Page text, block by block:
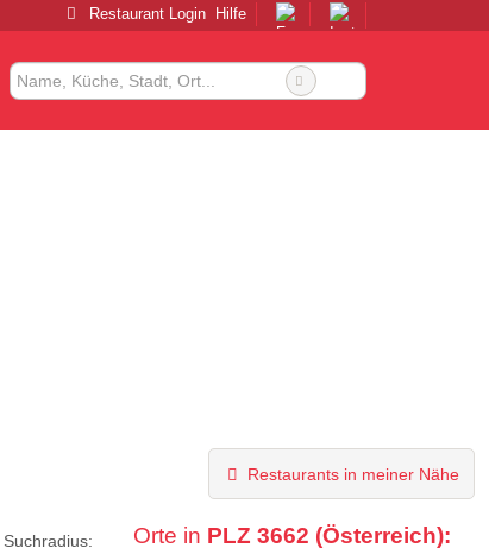
Restaurant Login Hilfe
Restaurants in meiner Nähe
Suchradius: Orte in PLZ 3662 (Österreich):